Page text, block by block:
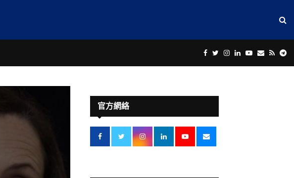
Facebook
Twitter
Instagram
LinkedinYoutube
Email
Rss
官方網絡